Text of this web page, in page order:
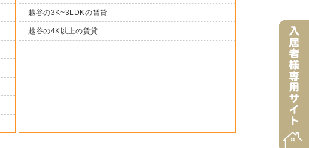
越谷の3K~3LDKの賃貸
越谷の4K以上の賃貸